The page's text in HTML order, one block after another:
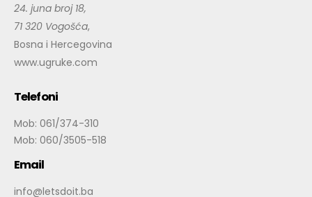
24. juna broj 18,
71 320 Vogošća,
Bosna i Hercegovina
www.ugruke.com
Telefoni
Mob: 061/374-310
Mob: 060/3505-518
Email
info@letsdoit.ba